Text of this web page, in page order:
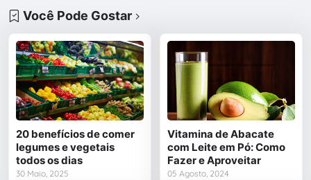
Você Pode Gostar
20 benefícios de comer
legumes e vegetais
todos os dias
30 Maio, 2025
Vitamina de Abacate
com Leite em Pó: Como
Fazer e Aproveitar
05 Agosto, 2024